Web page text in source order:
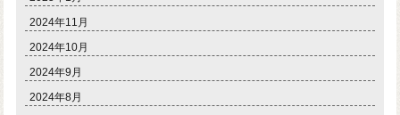
2024年11月
2024年10月
2024年9月
2024年8月